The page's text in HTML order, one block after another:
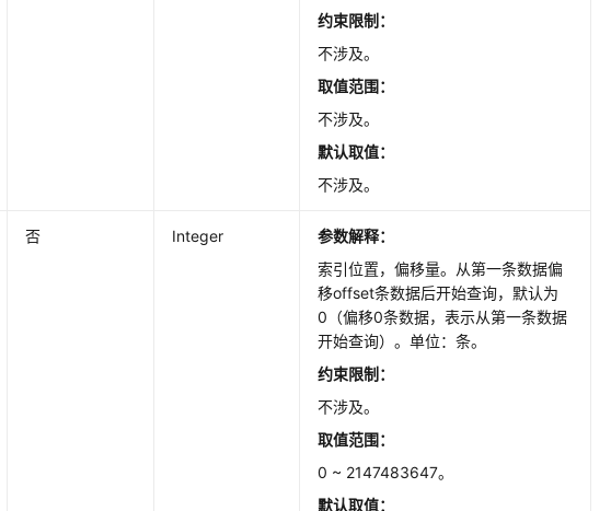
约束限制：
不涉及。
取值范围：
不涉及。
默认取值：
不涉及。
否 Integer
参数解释：
索引位置，偏移量。从第一条数据偏
移offset条数据后开始查询，默认为
0（偏移0条数据，表示从第一条数据
开始查询）。单位：条。
约束限制：
不涉及。
取值范围：
0 ~ 2147483647。
默认取值：